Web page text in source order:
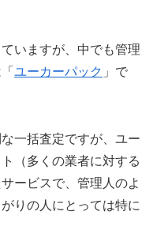
いますが、中でも管理
ユーカーパック 」で
一括査定ですが、ユー
（多くの業者に対する
ービスで、管理人のよ
りの人にとっては特に